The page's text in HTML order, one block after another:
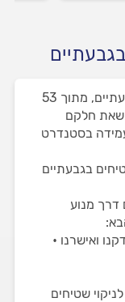
באתר שלנו תמצאו 4 מנקי שטיחים בגבעתיים, מתוך 53
חלקם
בסטנדרט
בגבעתיים
דרך מנוע
» 4 חברות שבדקנו ואישרנו •
שטיחים